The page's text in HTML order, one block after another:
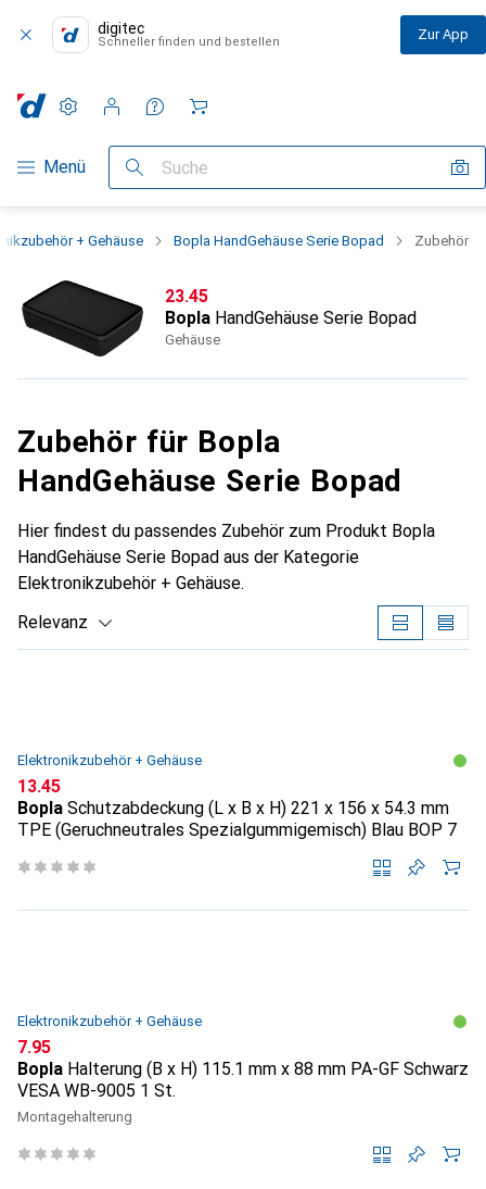
digitec
Schneller finden und bestellen Zur App
Navigation nach Kategorien
Menü Suche
Einstellungen
Kundenkonto
Vergleichslisten
Merklisten
Warenkorb
+ Gehäuse Bopla HandGehäuse Serie Bopad Zubehör
CHF
23.45
Bopla HandGehäuse Serie Bopad
Gehäuse
Zubehör für Bopla
HandGehäuse Serie Bopad
Hier findest du passendes Zubehör zum Produkt Bopla
HandGehäuse Serie Bopad aus der Kategorie
Elektronikzubehör + Gehäuse.
Relevanz
Elektronikzubehör + Gehäuse
CHF
13.45
Bopla Schutzabdeckung (L x B x H) 221 x 156 x 54.3 mm
TPE (Geruchneutrales Spezialgummigemisch) Blau BOP 7
Elektronikzubehör + Gehäuse
CHF
7.95
Bopla Halterung (B x H) 115.1 mm x 88 mm PA-GF Schwarz
VESA WB-9005 1 St.
Montagehalterung